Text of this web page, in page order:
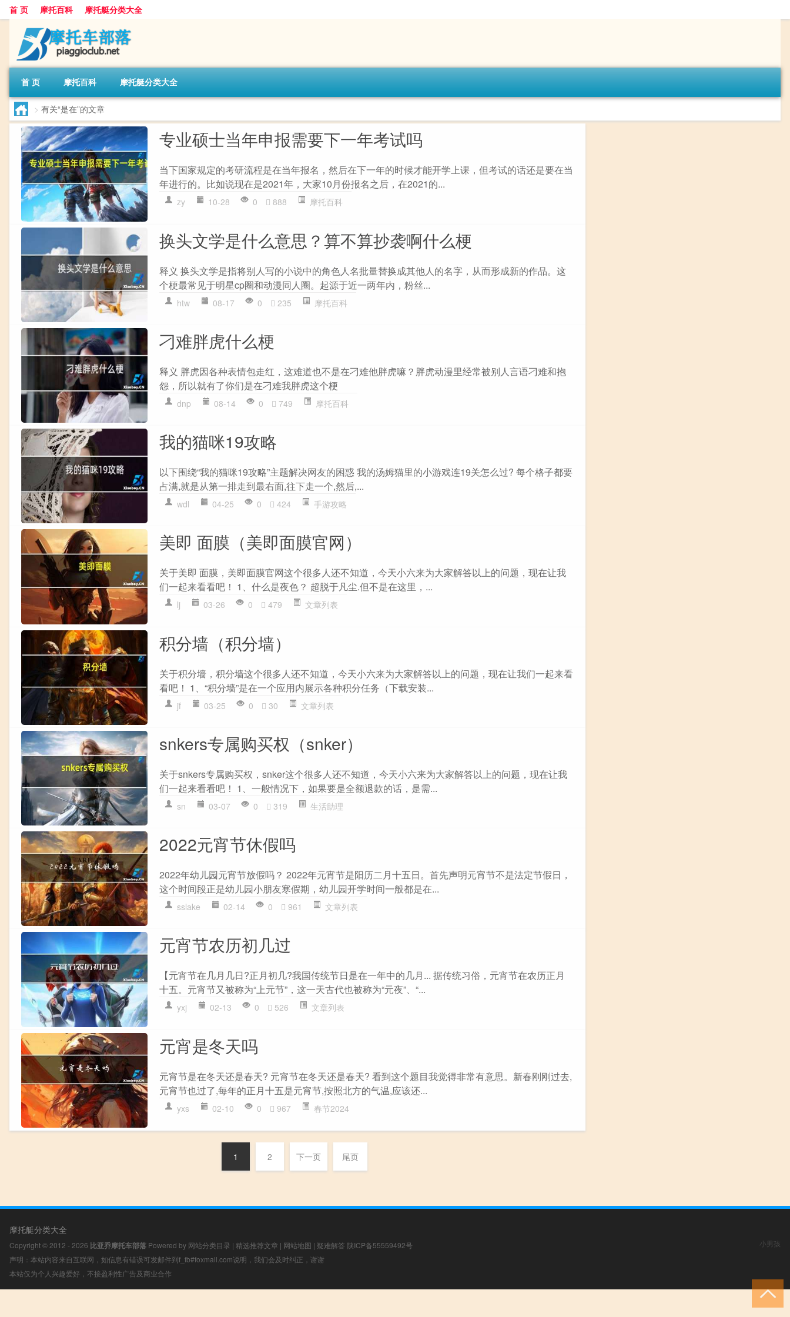
首 页 摩托百科 摩托艇分类大全
首 页 摩托百科 摩托艇分类大全
> 有关“是在”的文章
专业硕士当年申报需要下一年考试吗
当下国家规定的考研流程是在当年报名，然后在下一年的时候才能开学上课，但考试的话还是要在当
年进行的。比如说现在是2021年，大家10月份报名之后，在2021的...
zy 10-28 0 888 摩托百科
换头文学是什么意思？算不算抄袭啊什么梗
释义 换头文学是指将别人写的小说中的角色人名批量替换成其他人的名字，从而形成新的作品。这
个梗最常见于明星cp圈和动漫同人圈。起源于近一两年内，粉丝...
htw 08-17 0 235 摩托百科
刁难胖虎什么梗
释义 胖虎因各种表情包走红，这难道也不是在刁难他胖虎嘛？‌‌‌‌‌‌‌胖虎动漫里经常被别人言语刁难和抱
怨，所以就有了你们是在刁难我胖虎这个梗
dnp 08-14 0 749 摩托百科
我的猫咪19攻略
以下围绕“我的猫咪19攻略”主题解决网友的困惑 我的汤姆猫里的小游戏连19关怎么过? 每个格子都要
占满,就是从第一排走到最右面,往下走一个,然后,...
wdl 04-25 0 424 手游攻略
美即 面膜（美即面膜官网）
关于美即 面膜，美即面膜官网这个很多人还不知道，今天小六来为大家解答以上的问题，现在让我
们一起来看看吧！ 1、什么是夜色？ 超脱于凡尘.但不是在这里，...
lj 03-26 0 479 文章列表
积分墙（积分墙）
关于积分墙，积分墙这个很多人还不知道，今天小六来为大家解答以上的问题，现在让我们一起来看
看吧！ 1、“积分墙”是在一个应用内展示各种积分任务（下载安装...
jf 03-25 0 30 文章列表
snkers专属购买权（snker）
关于snkers专属购买权，snker这个很多人还不知道，今天小六来为大家解答以上的问题，现在让我
们一起来看看吧！ 1、一般情况下，如果要是全额退款的话，是需...
sn 03-07 0 319 生活助理
2022元宵节休假吗
2022年幼儿园元宵节放假吗？ 2022年元宵节是阳历二月十五日。首先声明元宵节不是法定节假日，
这个时间段正是幼儿园小朋友寒假期，幼儿园开学时间一般都是在...
sslake 02-14 0 961 文章列表
元宵节农历初几过
【元宵节在几月几日?正月初几?我国传统节日是在一年中的几月... 据传统习俗，元宵节在农历正月
十五。元宵节又被称为“上元节”，这一天古代也被称为“元夜”、“...
yxj 02-13 0 526 文章列表
元宵是冬天吗
元宵节是在冬天还是春天? 元宵节在冬天还是春天? 看到这个题目我觉得非常有意思。新春刚刚过去,
元宵节也过了,每年的正月十五是元宵节,按照北方的气温,应该还...
yxs 02-10 0 967 春节2024
1 2 下一页 尾页
摩托艇分类大全
Copyright © 2012 - 2026 比亚乔摩托车部落 Powered by 网站分类目录 | 精选推荐文章 | 网站地图 | 疑难解答 陕ICP备55559492号
声明：本站内容来自互联网，如信息有错误可发邮件到f_fb#foxmail.com说明，我们会及时纠正，谢谢
本站仅为个人兴趣爱好，不接盈利性广告及商业合作
小男孩